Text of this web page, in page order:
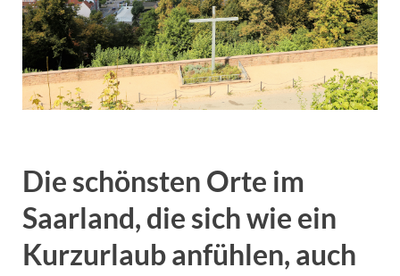
Die schönsten Orte im
Saarland, die sich wie ein
Kurzurlaub anfühlen, auch